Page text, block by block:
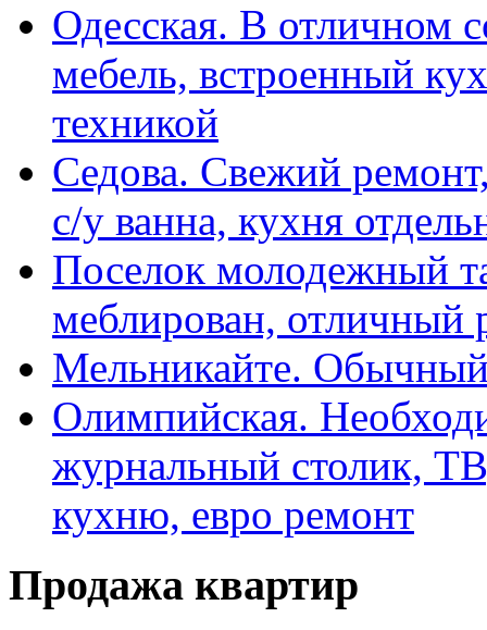
Одесская. В отличном
мебель, встроенный
техникой
Седова. Свежий
с/у ванна, кухня
Поселок молодежный
меблирован, отличный
Мельникайте.
Олимпийская.
журнальный столик,
кухню, евро ремонт
Продажа квартир